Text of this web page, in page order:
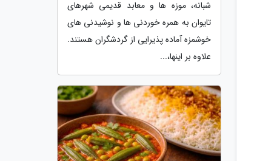
شبانه، موزه ها و معابد قدیمی شهرهای
تایوان به همره خوردنی ها و نوشیدنی های
خوشمزه آماده پذیرایی از گردشگران هستند.
علاوه بر اینها،...